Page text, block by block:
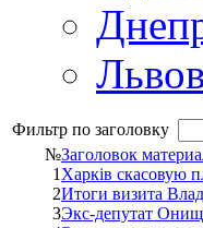
Львов
Фильтр по заголовку
№Заголовок
1 Харків скасовую
2Итоги визита
3Экс-депутат